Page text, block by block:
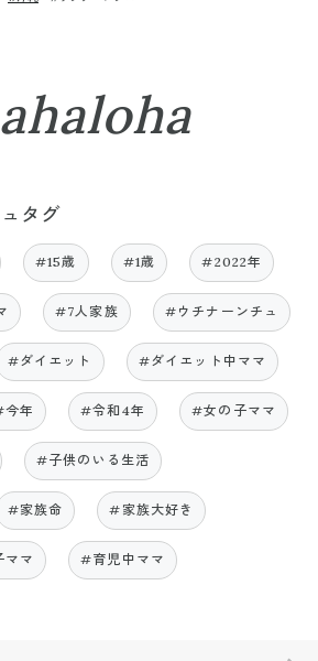
タグ
#15歳 #1歳 #2022年
#7人家族 #ウチナーンチュ
#ダイエット #ダイエット中ママ
年 #令和4年 #女の子ママ
#子供のいる生活
#家族命 #家族大好き
マ #育児中ママ